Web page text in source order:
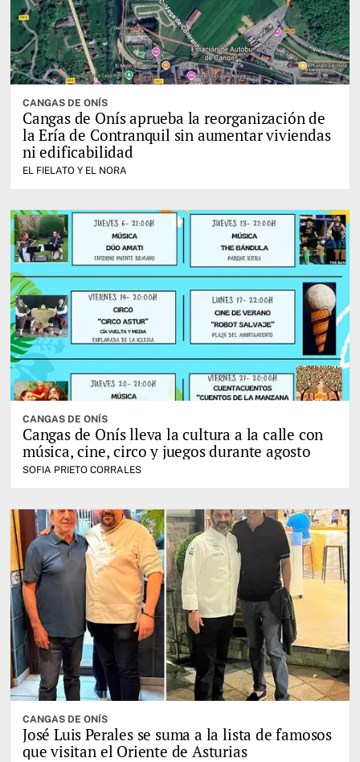
CANGAS DE ONÍS
Cangas de Onís aprueba la reorganización de
la Ería de Contranquil sin aumentar viviendas
ni edificabilidad
EL FIELATO Y EL NORA
CANGAS DE ONÍS
Cangas de Onís lleva la cultura a la calle con
música, cine, circo y juegos durante agosto
SOFIA PRIETO CORRALES
CANGAS DE ONÍS
José Luis Perales se suma a la lista de famosos
que visitan el Oriente de Asturias